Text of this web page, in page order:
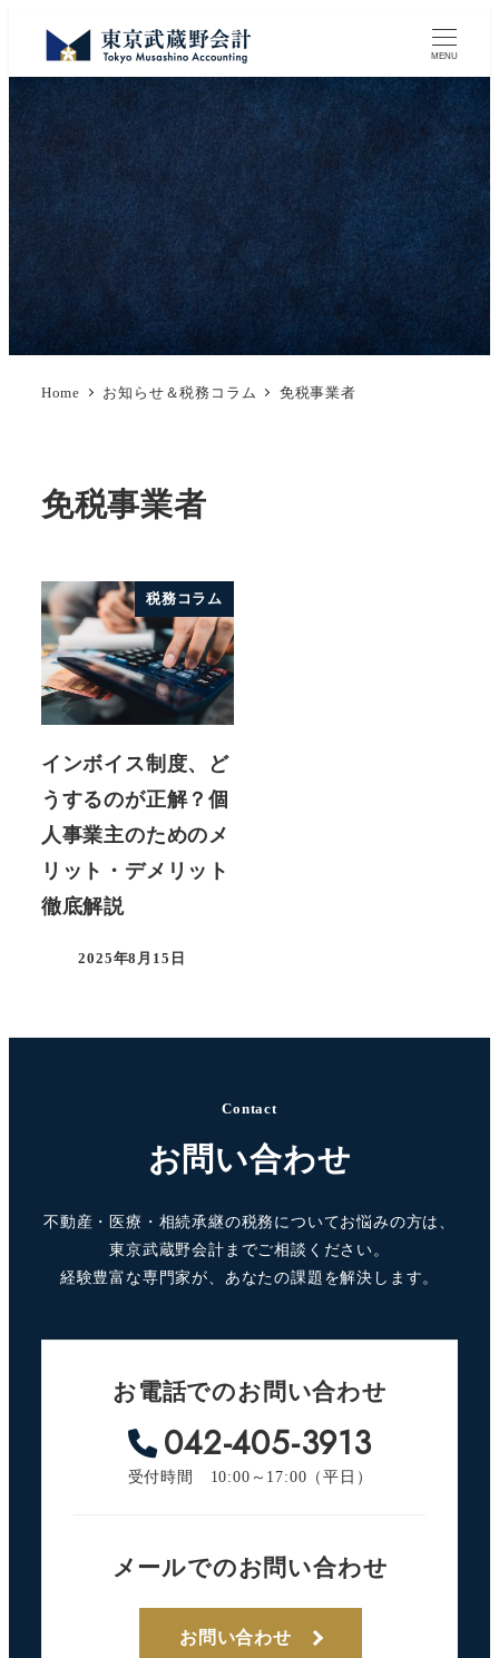
MENU
Home お知らせ＆税務コラム 免税事業者
免税事業者
税務コラム
インボイス制度、ど
うするのが正解？個
人事業主のためのメ
リット・デメリット
徹底解説
2025年8月15日
Contact
お問い合わせ
不動産・医療・相続承継の税務についてお悩みの方は、
東京武蔵野会計までご相談ください。
経験豊富な専門家が、あなたの課題を解決します。
お電話でのお問い合わせ
042-405-3913
受付時間 10:00～17:00（平日）
メールでのお問い合わせ
お問い合わせ